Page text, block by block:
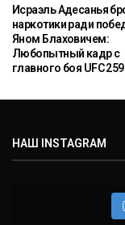
Исраэль Адесанья
наркотики ради
Яном Блаховичем:
Любопытный кадр с
главного боя UFC 259
НАШ INSTAGRAM